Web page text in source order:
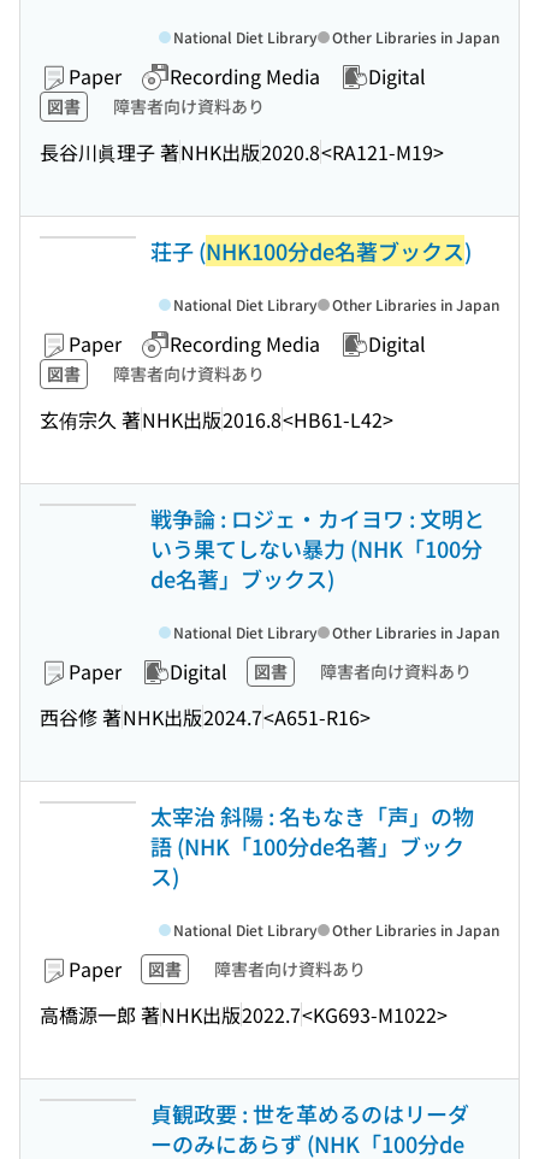
Paper Recording Media Digital
図書 障害者向け資料あり
長谷川眞理子 著NHK出版2020.8<RA121-M19>
National Diet Library Other Libraries in Japan
荘子 (NHK100分de名著ブックス)
Paper Recording Media Digital
図書 障害者向け資料あり
玄侑宗久 著NHK出版2016.8<HB61-L42>
National Diet Library Other Libraries in Japan
戦争論 : ロジェ・カイヨワ : 文明と
いう果てしない暴力 (NHK「100分
de名著」ブックス)
Paper Digital 図書 障害者向け資料あり
西谷修 著NHK出版2024.7<A651-R16>
National Diet Library Other Libraries in Japan
太宰治 斜陽 : 名もなき「声」の物
語 (NHK「100分de名著」ブック
ス)
Paper 図書 障害者向け資料あり
高橋源一郎 著NHK出版2022.7<KG693-M1022>
National Diet Library Other Libraries in Japan
貞観政要 : 世を革めるのはリーダ
ーのみにあらず (NHK「100分de